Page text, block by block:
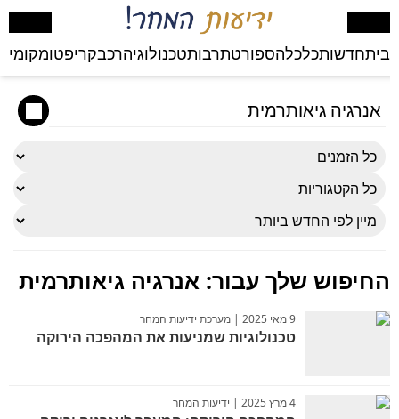
ביתחדשותכלכלהספורטתרבותטכנולוגיהרכבקריפטומקומי
החיפוש שלך עבור: אנרגיה גיאותרמית
9 מאי 2025 | מערכת ידיעות המחר
טכנולוגיות שמניעות את המהפכה הירוקה
4 מרץ 2025 | ידיעות המחר